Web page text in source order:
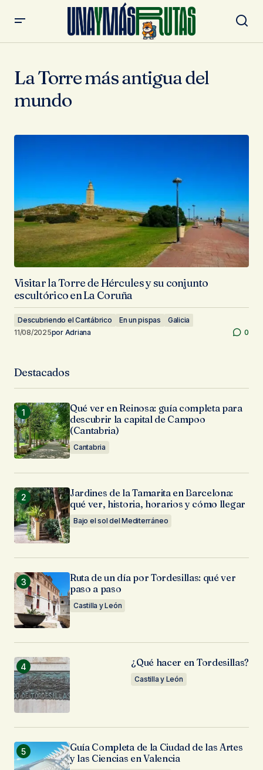
La Torre más antigua del
mundo
Visitar la Torre de Hércules y su conjunto
escultórico en La Coruña
Descubriendo el Cantábrico En un pispas
Galicia
11/08/2025por Adriana 0
Destacados
Qué ver en Reinosa: guía completa para
descubrir la capital de Campoo
(Cantabria)
Cantabria
Jardines de la Tamarita en Barcelona:
qué ver, historia, horarios y cómo llegar
Bajo el sol del Mediterráneo
Ruta de un día por Tordesillas: qué ver
paso a paso
Castilla y León
¿Qué hacer en Tordesillas?
Castilla y León
Guía Completa de la Ciudad de las Artes
y las Ciencias en Valencia